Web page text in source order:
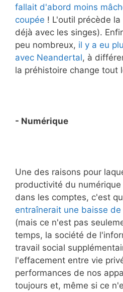
fallait d'abord moins
coupée ! L'outil précède
déjà avec les singes).
peu nombreux, il y a eu
avec Neandertal, à
la préhistoire change tout
- Numérique
Une des raisons pour
productivité du
dans les comptes, c'est
entraînerait une baisse
(mais ce n'est pas
temps, la société de
travail social
l'effacement entre vie
performances de nos
toujours et, même si ce